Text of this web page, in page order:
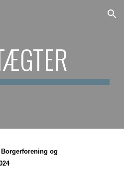
Skip to navigation
og